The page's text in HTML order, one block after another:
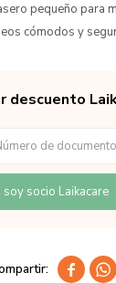
pequeño para
cómodos y
descuento
soy socio Laikacare
 